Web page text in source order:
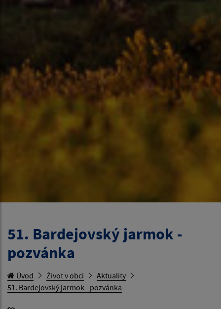
51. Bardejovský jarmok -
pozvánka
Úvod Život v obci
Aktuality
51. Bardejovský jarmok - pozvánka